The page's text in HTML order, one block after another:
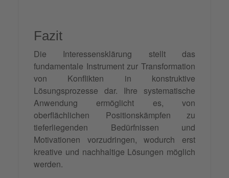
Fazit
Die Interessensklärung stellt das
fundamentale Instrument zur Transformation
von Konflikten in konstruktive
Lösungsprozesse dar. Ihre systematische
Anwendung ermöglicht es, von
oberflächlichen Positionskämpfen zu
tieferliegenden Bedürfnissen und
Motivationen vorzudringen, wodurch erst
kreative und nachhaltige Lösungen möglich
werden.